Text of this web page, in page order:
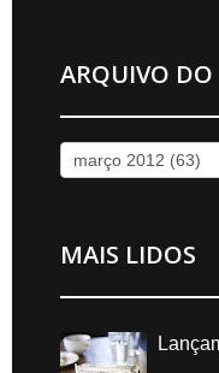
ARQUIVO DO
MAIS LIDOS